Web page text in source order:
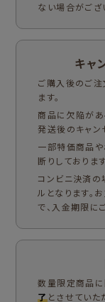
ない場合がござ
キャ
ご購入後のご
ます。
商品に欠陥があ
発送後のキャン
一部特価商品や
断りしておりま
コンビニ決済の
ルとなります。
で、入金期限に
数量限定商品に
了とさせていた